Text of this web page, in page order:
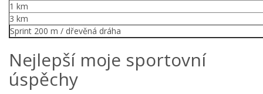
1 km
3 km
Sprint 200 m / dřevěná dráha
Nejlepší moje sportovní
úspěchy